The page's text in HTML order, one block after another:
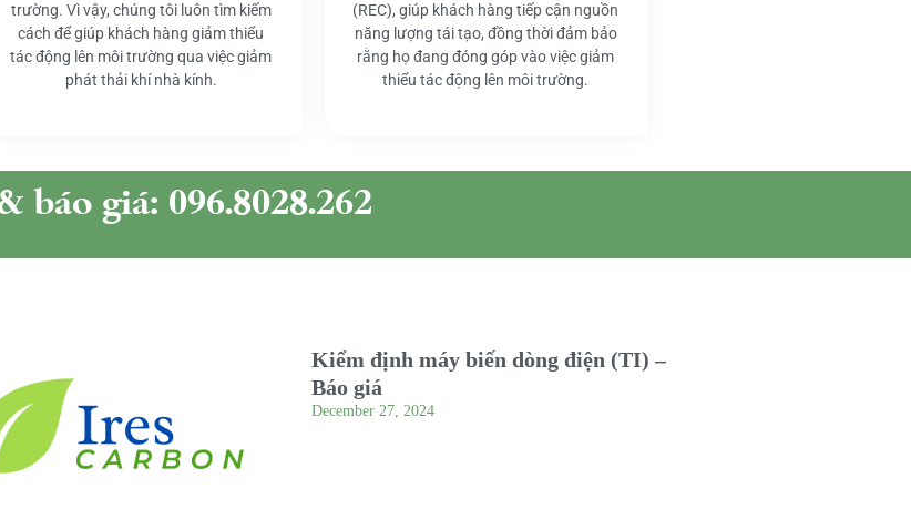
trường. Vì vậy, chúng tôi luôn tìm kiếm
cách để giúp khách hàng giảm thiểu
tác động lên môi trường qua việc giảm
phát thải khí nhà kính.
(REC), giúp khách hàng tiếp cận nguồn
năng lượng tái tạo, đồng thời đảm bảo
rằng họ đang đóng góp vào việc giảm
thiểu tác động lên môi trường.
báo giá: 096.8028.262
Kiểm định máy biến dòng điện (TI) –
Báo giá
December 27, 2024